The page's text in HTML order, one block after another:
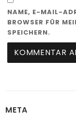
NAME, E-MAIL-
BROWSER FÜR
SPEICHERN.
META